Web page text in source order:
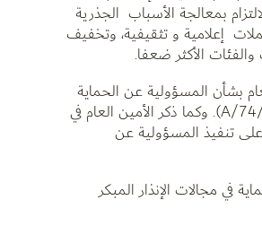
بمعالجة الأسباب الجذرية
إعلامية و تثقيفية، وتخفيف
الأكثر ضعفا.
بشأن المسؤولية عن الحماية
والصادر تحت عنوان “إعطاء الأولوية لمسألة الوقاية وتعزيز الاستجابة: المرأة والمسؤولية عن الحماية”(A/74/964). وكما ذكر الأمين العام في
تنفيذ المسؤولية عن
في مجالات الإنذار المبكر